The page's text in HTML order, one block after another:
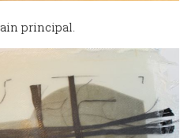
principal.